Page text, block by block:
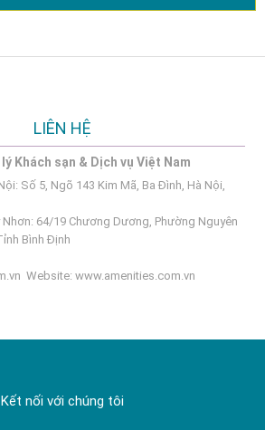
LIÊN HỆ
Khách sạn & Dịch vụ Việt Nam
Số 5, Ngõ 143 Kim Mã, Ba Đình, Hà Nội,
64/19 Chương Dương, Phường Nguyên
Bình Định
Website:www.amenities.com.vn
Kết nối với chúng tôi